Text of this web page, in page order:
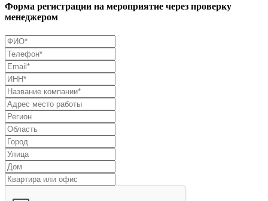
Форма регистрации на мероприятие через проверку
менеджером